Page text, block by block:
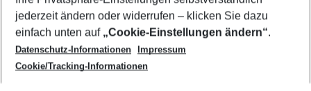
AGB
Cookie-Einstellungen ändern
Cookie-Richtlinie
Datenschutz
Service & Hilfe
Barrierefreies Reisen
Check-in
Folgen Sie uns
jederzeit ändern oder widerrufen – klicken Sie dazu
einfach unten auf „Cookie-Einstellungen ändern“.
Datenschutz-Informationen
Impressum
Cookie/Tracking-Informationen